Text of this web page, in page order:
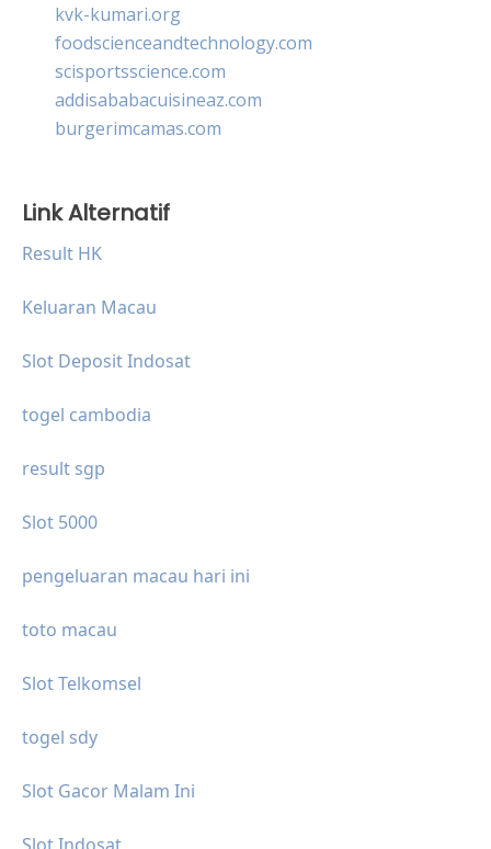
kvk-kumari.org
foodscienceandtechnology.com
scisportsscience.com
addisababacuisineaz.com
burgerimcamas.com
Link Alternatif
Result HK
Keluaran Macau
Slot Deposit Indosat
togel cambodia
result sgp
Slot 5000
pengeluaran macau hari ini
toto macau
Slot Telkomsel
togel sdy
Slot Gacor Malam Ini